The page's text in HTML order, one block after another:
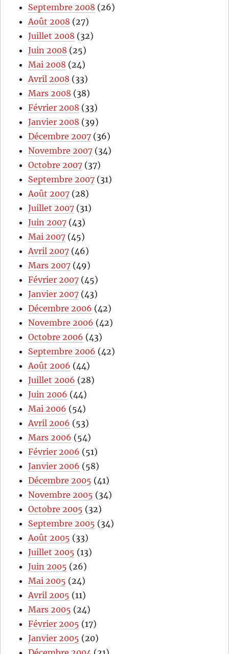
Septembre 2008 (26)
Août 2008 (27)
Juillet 2008 (32)
Juin 2008 (25)
Mai 2008 (24)
Avril 2008 (33)
Mars 2008 (38)
Février 2008 (33)
Janvier 2008 (39)
Décembre 2007 (36)
Novembre 2007 (34)
Octobre 2007 (37)
Septembre 2007 (31)
Août 2007 (28)
Juillet 2007 (31)
Juin 2007 (43)
Mai 2007 (45)
Avril 2007 (46)
Mars 2007 (49)
Février 2007 (45)
Janvier 2007 (43)
Décembre 2006 (42)
Novembre 2006 (42)
Octobre 2006 (43)
Septembre 2006 (42)
Août 2006 (44)
Juillet 2006 (28)
Juin 2006 (44)
Mai 2006 (54)
Avril 2006 (53)
Mars 2006 (54)
Février 2006 (51)
Janvier 2006 (58)
Décembre 2005 (41)
Novembre 2005 (34)
Octobre 2005 (32)
Septembre 2005 (34)
Août 2005 (33)
Juillet 2005 (13)
Juin 2005 (26)
Mai 2005 (24)
Avril 2005 (11)
Mars 2005 (24)
Février 2005 (17)
Janvier 2005 (20)